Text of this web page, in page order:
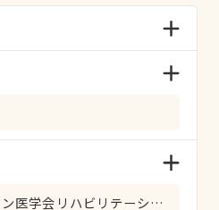
日本リハビリテーション医学会リハビリテーション科専門医